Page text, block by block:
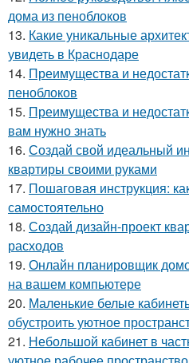
дома из пеноблоков
13. Какие уникальные
увидеть в Краснодаре
14. Преимущества и
пеноблоков
15. Преимущества и
вам нужно знать
16. Создай свой идеальный
квартиры своими руками
17. Пошаговая инструкция:
самостоятельно
18. Создай дизайн-проект
расходов
19. Онлайн планировщик
на вашем компьютере
20. Маленькие белые
обустроить уютное
21. Небольшой кабинет в